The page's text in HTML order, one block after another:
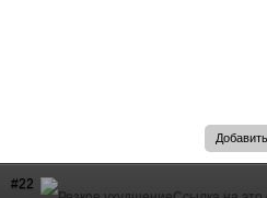
#22